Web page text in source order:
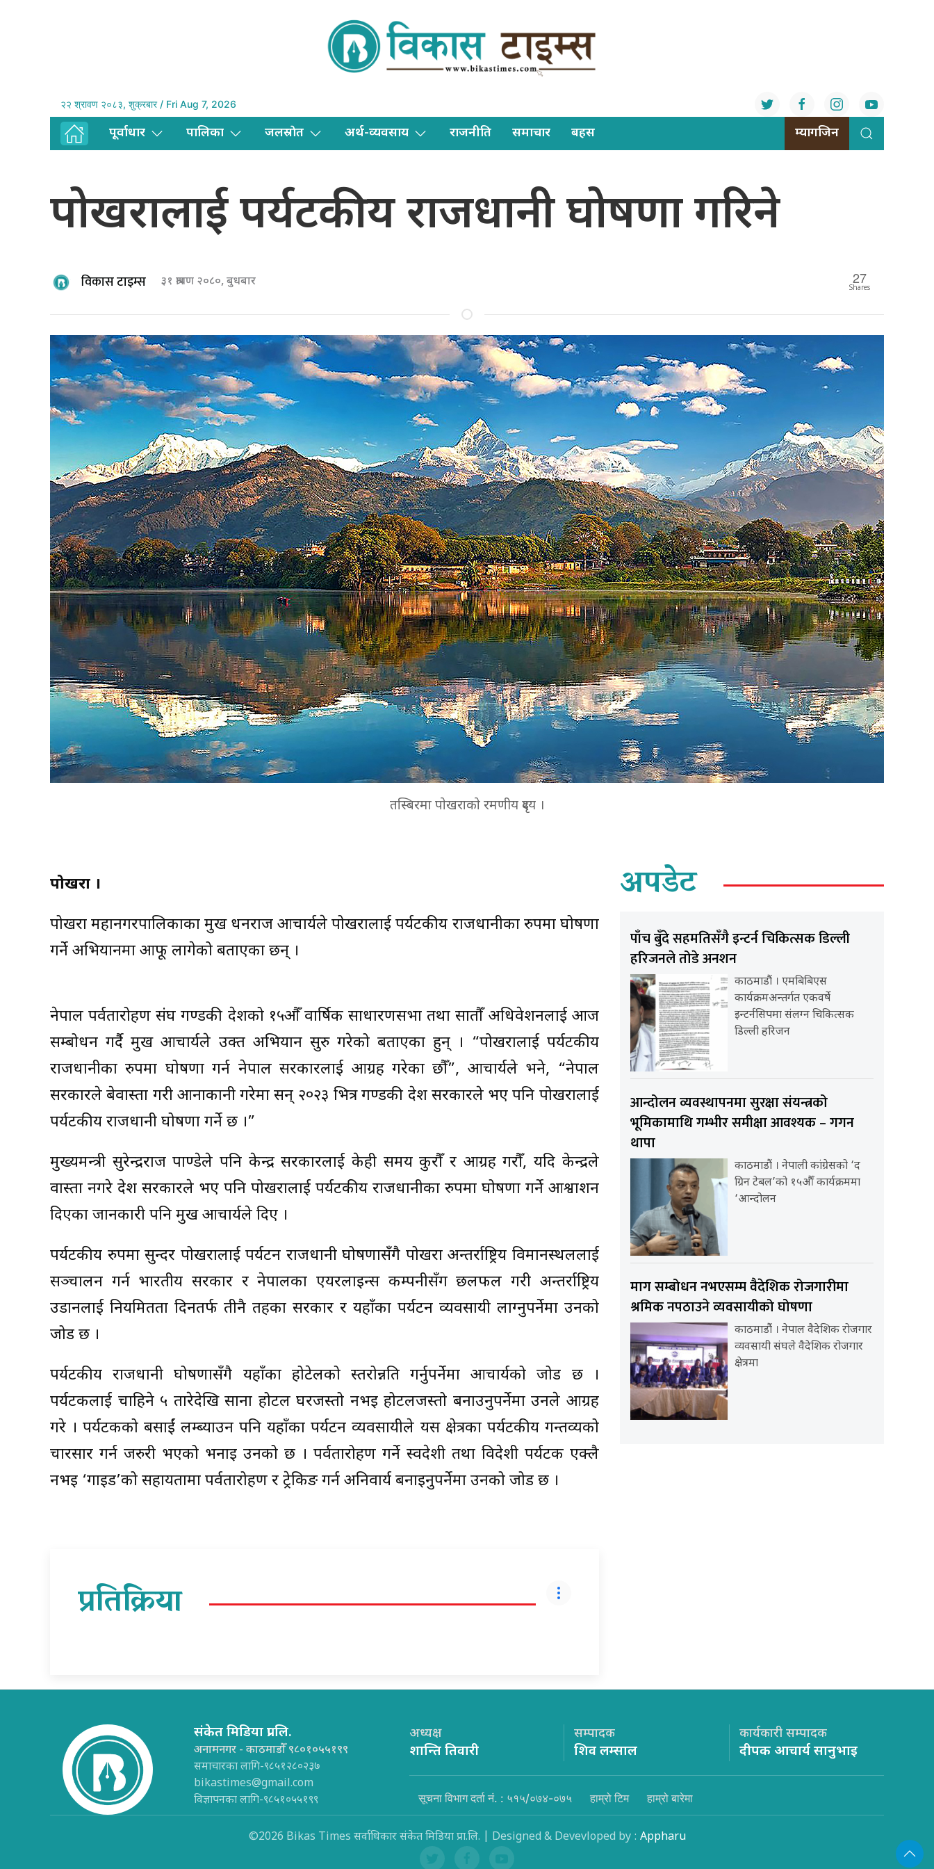
२२ श्रावण २०८३, शुक्रबार / Fri Aug 7, 2026
पूर्वाधार पालिका जलस्राेत अर्थ-व्यवसाय राजनीति समाचार बहस म्यागजिन
पोखरालाई पर्यटकीय राजधानी घोषणा गरिने
विकास टाइम्स ३१ श्रावण २०८०, बुधबार 27
Shares
तस्बिरमा पाेखराकाे रमणीय दृश्य ।
पोखरा ।
पोखरा महानगरपालिकाका प्रमुख धनराज आचार्यले पोखरालाई पर्यटकीय राजधानीका रुपमा घोषणा
गर्ने अभियानमा आफू लागेको बताएका छन् ।
नेपाल पर्वतारोहण संघ गण्डकी प्रदेशको १५औँ वार्षिक साधारणसभा तथा सातौँ अधिवेशनलाई आज
सम्बोधन गर्दै प्रमुख आचार्यले उक्त अभियान सुरु गरेको बताएका हुन् । “पोखरालाई पर्यटकीय
राजधानीका रुपमा घोषणा गर्न नेपाल सरकारलाई आग्रह गरेका छौँ”, आचार्यले भने, “नेपाल
सरकारले बेवास्ता गरी आनाकानी गरेमा सन् २०२३ भित्र गण्डकी प्रदेश सरकारले भए पनि पोखरालाई
पर्यटकीय राजधानी घोषणा गर्ने छ ।”
मुख्यमन्त्री सुरेन्द्रराज पाण्डेले पनि केन्द्र सरकारलाई केही समय कुरौँ र आग्रह गरौँ, यदि केन्द्रले
वास्ता नगरे प्रदेश सरकारले भए पनि पोखरालाई पर्यटकीय राजधानीका रुपमा घोषणा गर्ने आश्वाशन
दिएका जानकारी पनि प्रमुख आचार्यले दिए ।
पर्यटकीय रुपमा सुन्दर पोखरालाई पर्यटन राजधानी घोषणासँगै पोखरा अन्तर्राष्ट्रिय विमानस्थललाई
सञ्चालन गर्न भारतीय सरकार र नेपालका एयरलाइन्स कम्पनीसँग छलफल गरी अन्तर्राष्ट्रिय
उडानलाई नियमितता दिनतर्फ तीनै तहका सरकार र यहाँका पर्यटन व्यवसायी लाग्नुपर्नेमा उनको
जोड छ ।
पर्यटकीय राजधानी घोषणासँगै यहाँका होटेलको स्तरोन्नति गर्नुपर्नेमा आचार्यको जोड छ ।
पर्यटकलाई चाहिने ५ तारेदेखि साना होटल घरजस्तो नभइ होटलजस्तो बनाउनुपर्नेमा उनले आग्रह
गरे । पर्यटकको बसाईं लम्ब्याउन पनि यहाँका पर्यटन व्यवसायीले यस क्षेत्रका पर्यटकीय गन्तव्यको
प्रचारप्रसार गर्न जरुरी भएको भनाइ उनको छ । पर्वतारोहण गर्ने स्वदेशी तथा विदेशी पर्यटक एक्लै
नभइ ‘गाइड’को सहायतामा पर्वतारोहण र ट्रेकिङ गर्न अनिवार्य बनाइनुपर्नेमा उनको जोड छ ।
प्रतिक्रिया
अपडेट
पाँच बुँदे सहमतिसँगै इन्टर्न चिकित्सक डिल्ली
हरिजनले तोडे अनशन
काठमाडौं । एमबिबिएस
कार्यक्रमअन्तर्गत एकवर्षे
इन्टर्नसिपमा संलग्न चिकित्सक
डिल्ली हरिजन
आन्दोलन व्यवस्थापनमा सुरक्षा संयन्त्रको
भूमिकामाथि गम्भीर समीक्षा आवश्यक – गगन
थापा
काठमाडौं । नेपाली कांग्रेसको ‘द
ग्रिन टेबल’को १५औँ कार्यक्रममा
‘आन्दोलन
माग सम्बोधन नभएसम्म वैदेशिक रोजगारीमा
श्रमिक नपठाउने व्यवसायीको घोषणा
काठमाडौंं । नेपाल वैदेशिक रोजगार
व्यवसायी संघले वैदेशिक रोजगार
क्षेत्रमा
संकेत मिडिया प्रा.लि.
अनामनगर - काठमाडौँ ९८०१०५५१९९
समाचारका लागि-९८५१२८०२३७
bikastimes@gmail.com
विज्ञापनका लागि-९८५१०५५१९९
अध्यक्ष
शान्ति तिवारी
सम्पादक
शिव लम्साल
कार्यकारी सम्पादक
दीपक आचार्य सानुभाइ
सूचना विभाग दर्ता नं. : ५१५/०७४-०७५ हाम्रो टिम हाम्रो बारेमा
©2026 Bikas Times सर्वाधिकार संकेत मिडिया प्रा.लि. | Designed & Devevloped by : Appharu